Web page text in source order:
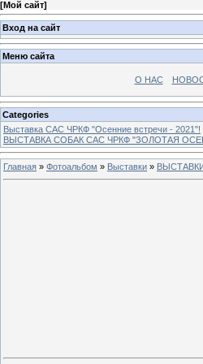
[Мой сайт]
Вход на сайт
Меню сайта
О НАС
Categories
Выставка САС ЧРКФ "Осенние встречи - 2021"!
ВЫСТАВКА СОБАК САС ЧРКФ "ЗОЛОТАЯ
Главная » Фотоальбом » Выставки »